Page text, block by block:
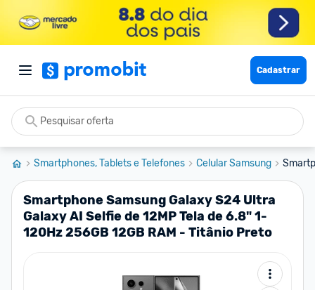
Cadastrar
Smartphones, Tablets e Telefones Celular Samsung
Smartphone Samsung Galaxy S24 Ultra
Galaxy AI Selfie de 12MP Tela de 6.8" 1-
120Hz 256GB 12GB RAM - Titânio Preto